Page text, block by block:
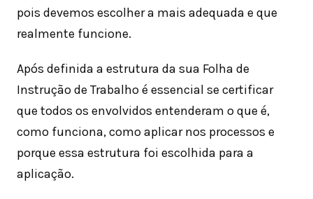
pois devemos escolher a mais adequada e que
realmente funcione.
Após definida a estrutura da sua Folha de
Instrução de Trabalho é essencial se certificar
que todos os envolvidos entenderam o que é,
como funciona, como aplicar nos processos e
porque essa estrutura foi escolhida para a
aplicação.